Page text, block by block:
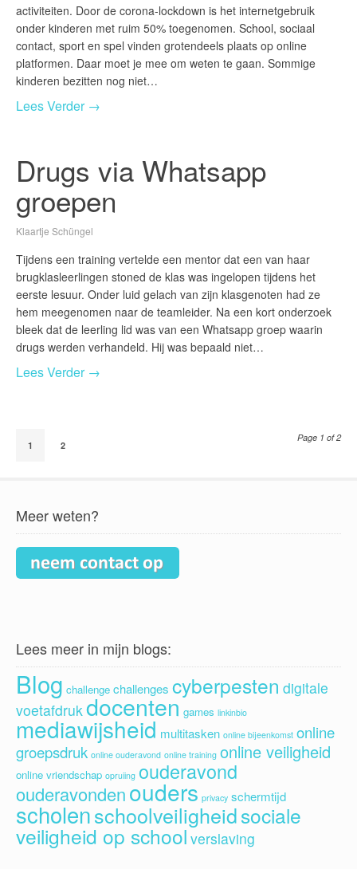
activiteiten. Door de corona-lockdown is het internetgebruik
onder kinderen met ruim 50% toegenomen. School, sociaal
contact, sport en spel vinden grotendeels plaats op online
platformen. Daar moet je mee om weten te gaan. Sommige
kinderen bezitten nog niet…
Lees Verder →
Drugs via Whatsapp
groepen
Klaartje Schüngel
Tijdens een training vertelde een mentor dat een van haar
brugklasleerlingen stoned de klas was ingelopen tijdens het
eerste lesuur. Onder luid gelach van zijn klasgenoten had ze
hem meegenomen naar de teamleider. Na een kort onderzoek
bleek dat de leerling lid was van een Whatsapp groep waarin
drugs werden verhandeld. Hij was bepaald niet…
Lees Verder →
1 2
Page 1 of 2
Meer weten?
Lees meer in mijn blogs:
Blog challenge challenges cyberpesten digitale
voetafdrukdocenten games linkinbio
mediawijsheid multitasken online bijeenkomst online
groepsdruk online ouderavond online training online veiligheid
online vriendschap opruiing ouderavond
ouderavondenouders privacy schermtijd
scholenschoolveiligheidsociale
veiligheid op school verslaving